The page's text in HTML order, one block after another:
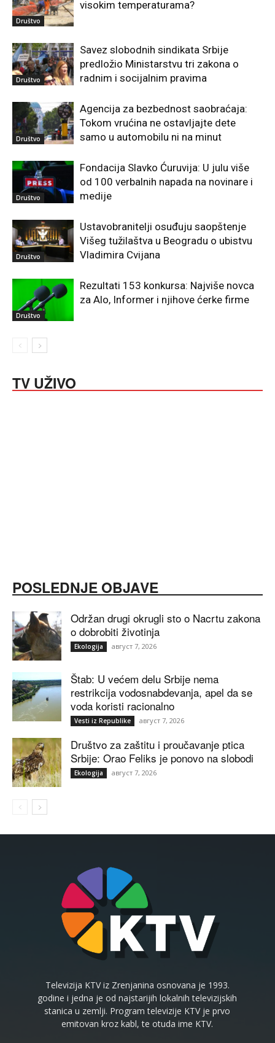
Društvo
visokim temperaturama?
Društvo
Savez slobodnih sindikata Srbije
predložio Ministarstvu tri zakona o
radnim i socijalnim pravima
Društvo
Agencija za bezbednost saobraćaja:
Tokom vrućina ne ostavljajte dete
samo u automobilu ni na minut
Društvo
Fondacija Slavko Ćuruvija: U julu više
od 100 verbalnih napada na novinare i
medije
Društvo
Ustavobranitelji osuđuju saopštenje
Višeg tužilaštva u Beogradu o ubistvu
Vladimira Cvijana
Društvo
Rezultati 153 konkursa: Najviše novca
za Alo, Informer i njihove ćerke firme
TV UŽIVO
POSLEDNJE OBJAVE
Održan drugi okrugli sto o Nacrtu zakona
o dobrobiti životinja
Ekologija август 7, 2026
Štab: U većem delu Srbije nema
restrikcija vodosnabdevanja, apel da se
voda koristi racionalno
Vesti iz Republike август 7, 2026
Društvo za zaštitu i proučavanje ptica
Srbije: Orao Feliks je ponovo na slobodi
Ekologija август 7, 2026
Televizija KTV iz Zrenjanina osnovana je 1993.
godine i jedna je od najstarijih lokalnih televizijskih
stanica u zemlji. Program televizije KTV je prvo
emitovan kroz kabl, te otuda ime KTV.